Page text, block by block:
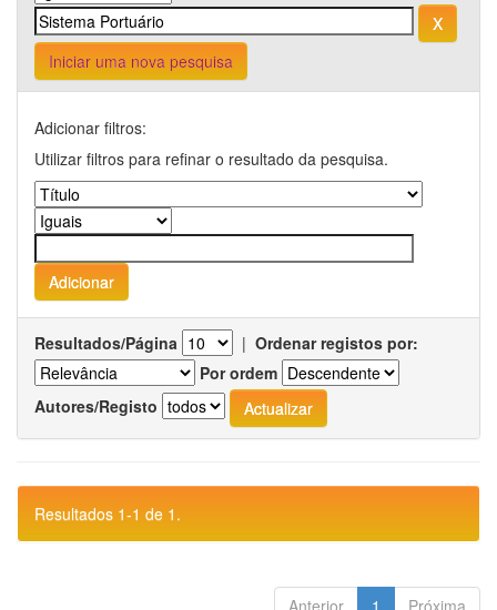
Iniciar uma nova pesquisa
Adicionar filtros:
Utilizar filtros para refinar o resultado da pesquisa.
Resultados/Página | Ordenar registos por:
Por ordem
Autores/Registo
Resultados 1-1 de 1.
Anterior 1 Próxima